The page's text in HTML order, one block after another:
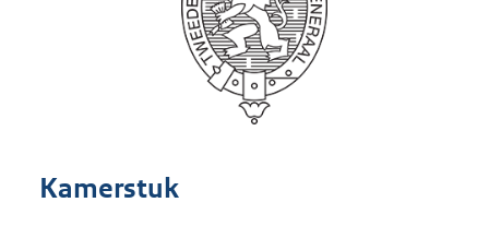
Kamerstuk